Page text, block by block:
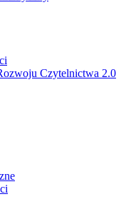
Czytelnictwa 2.0